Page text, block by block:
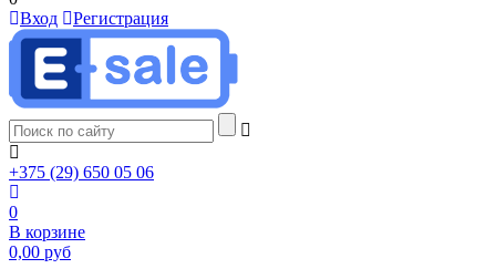
Вход
Регистрация
+375 (29) 650 05 06
0
В корзине
0,00 руб